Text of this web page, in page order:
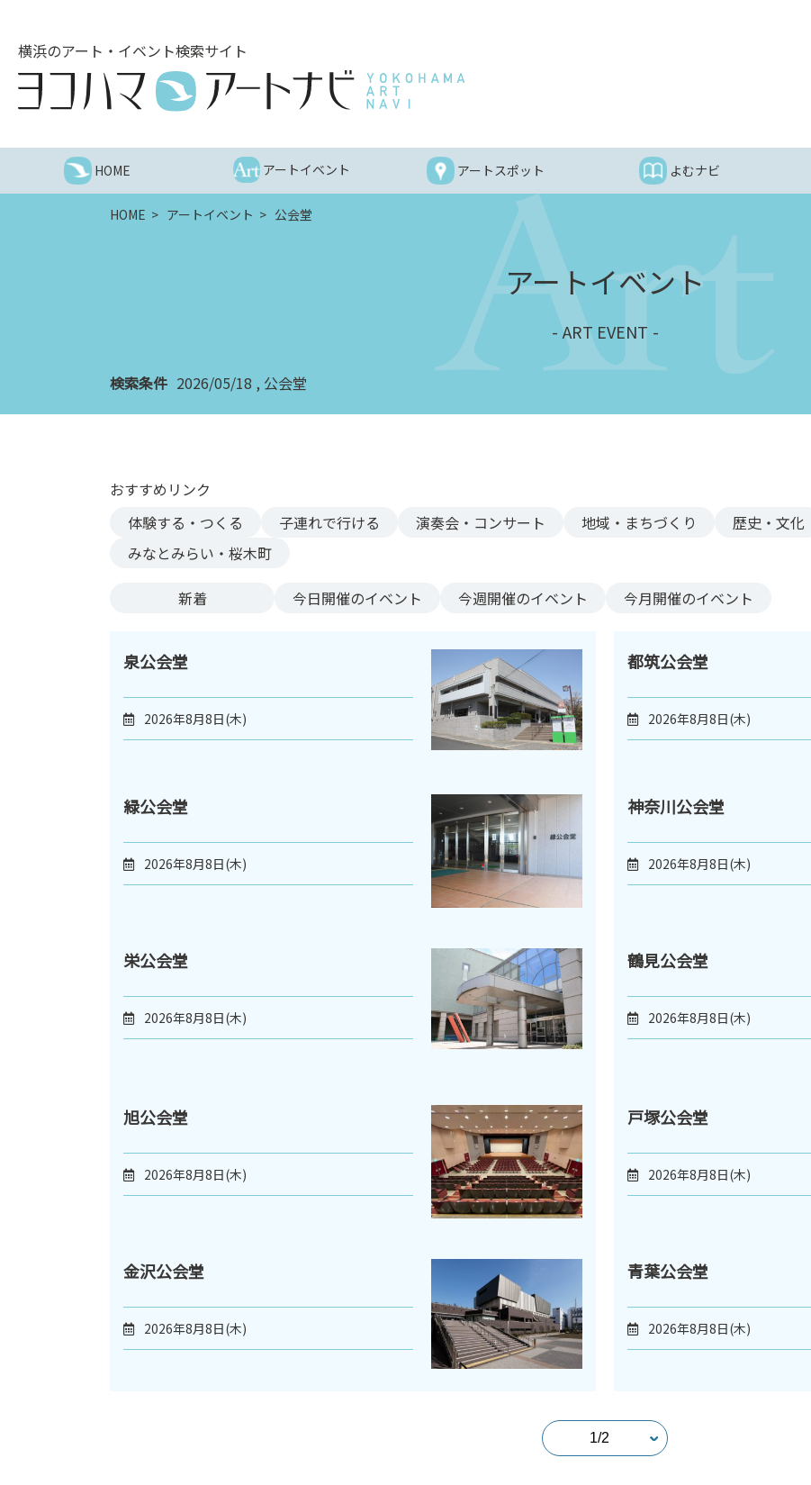
ン
横浜のアート・イベント検索サイト
HOME アートイベント アートスポット よむナビ
HOME アートイベント 公会堂
アートイベント
ART EVENT
検索条件 2026/05/18 公会堂
おすすめリンク
体験する・つくる
子連れで行ける 演奏会・コンサート 地域・まちづくり 歴史・文化
みなとみらい・桜木町
新着 今日開催のイベント 今週開催のイベント 今月開催のイベント
泉公会堂
2026年8月8日(木)
都筑公会堂
2026年8月8日(木)
緑公会堂
2026年8月8日(木)
神奈川公会堂
2026年8月8日(木)
栄公会堂
2026年8月8日(木)
鶴見公会堂
2026年8月8日(木)
旭公会堂
2026年8月8日(木)
戸塚公会堂
2026年8月8日(木)
金沢公会堂
2026年8月8日(木)
青葉公会堂
2026年8月8日(木)